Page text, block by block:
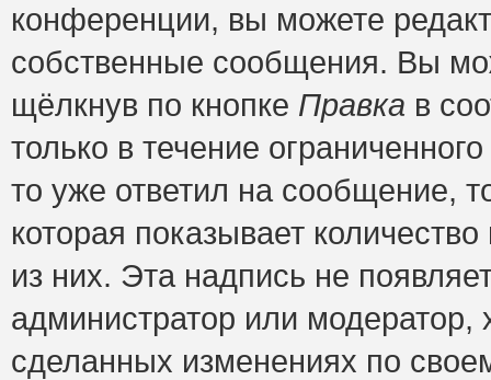
конференции, вы можете
собственные сообщения. Вы
щёлкнув по кнопке Правка в
только в течение
то уже ответил на сообщение,
которая показывает
из них. Эта надпись не
администратор или модератор,
сделанных изменениях по